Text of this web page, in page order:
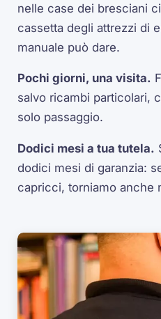
nelle case dei bresciani
cassetta degli attrezzi di
manuale può dare.
Pochi giorni, una visita.
salvo ricambi particolari,
solo passaggio.
Dodici mesi a tua tutela.
dodici mesi di garanzia:
capricci, torniamo anche